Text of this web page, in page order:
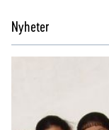
Nyheter